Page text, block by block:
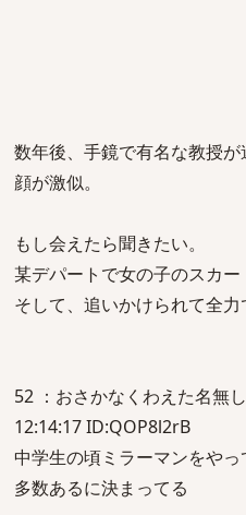
数年後、手鏡で有名な教授
顔が激似。
もし会えたら聞きたい。
某デパートで女の子のスカ
そして、追いかけられて全
52 ：おさかなくわえた名無
12:14:17 ID:QOP8l2rB
中学生の頃ミラーマンをや
多数あるに決まってる